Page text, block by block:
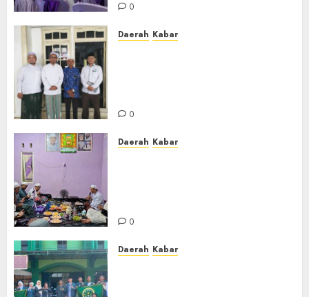
0
Daerah Kabar
0
Daerah Kabar
0
Daerah Kabar